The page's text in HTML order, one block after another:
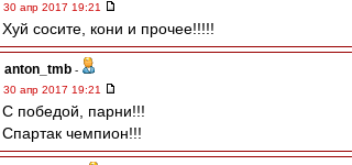
30 апр 2017 19:21
Хуй сосите, кони и прочее!!!!!
anton_tmb -
30 апр 2017 19:21
С победой, парни!!!
Спартак чемпион!!!